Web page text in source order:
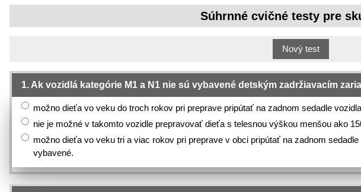
Súhrnné cvičné testy pre
1. Ak vozidlá kategórie M1 a N1 nie sú vybavené detským zadržiavacím
možno dieťa vo veku do troch rokov pri preprave pripútať na zadnom sedadle
nie je možné v takomto vozidle prepravovať dieťa s telesnou výškou menšou ako
možno dieťa vo veku tri a viac rokov pri preprave v obci pripútať na zadnom
vybavené.